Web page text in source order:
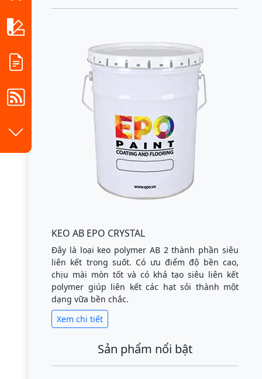
KEO AB EPO CRYSTAL
Đây là loại keo polymer AB 2 thành phần siêu
liên kết trong suốt. Có ưu điểm độ bền cao,
chịu mài mòn tốt và có khả tạo siêu liên kết
polymer giúp liên kết các hạt sỏi thành một
dạng vữa bền chắc.
Xem chi tiết
Sản phẩm nổi bật